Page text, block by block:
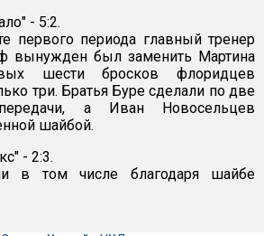
- 5:2.
первого периода главный тренер
вынужден был заменить Мартина
шести бросков флоридцев
три. Братья Буре сделали по две
передачи, а Иван Новосельцев
шайбой.
- 2:3.
в том числе благодаря шайбе